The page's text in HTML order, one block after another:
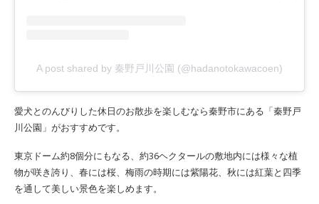
A post shared by 秦野戸川公園 (@hadanotokawacoen)
愛犬とのんびりした休日のお散歩を楽しむなら秦野市にある「秦野戸
川公園」がおすすめです。
東京ドーム約8個分にもなる、約36ヘクタールの敷地内には様々な植
物が咲き誇り、春には桜、梅雨の時期には紫陽花、秋には紅葉と四季
を通して美しい景色を楽しめます。